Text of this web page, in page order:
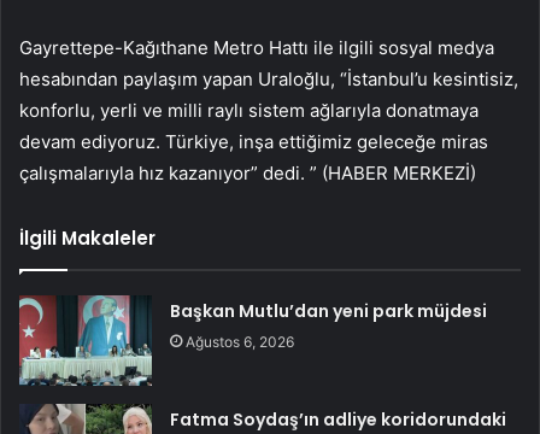
Gayrettepe-Kağıthane Metro Hattı ile ilgili sosyal medya
hesabından paylaşım yapan Uraloğlu, “İstanbul’u kesintisiz,
konforlu, yerli ve milli raylı sistem ağlarıyla donatmaya
devam ediyoruz. Türkiye, inşa ettiğimiz geleceğe miras
çalışmalarıyla hız kazanıyor” dedi. ” (HABER MERKEZİ)
İlgili Makaleler
Başkan Mutlu’dan yeni park müjdesi
Ağustos 6, 2026
Fatma Soydaş’ın adliye koridorundaki